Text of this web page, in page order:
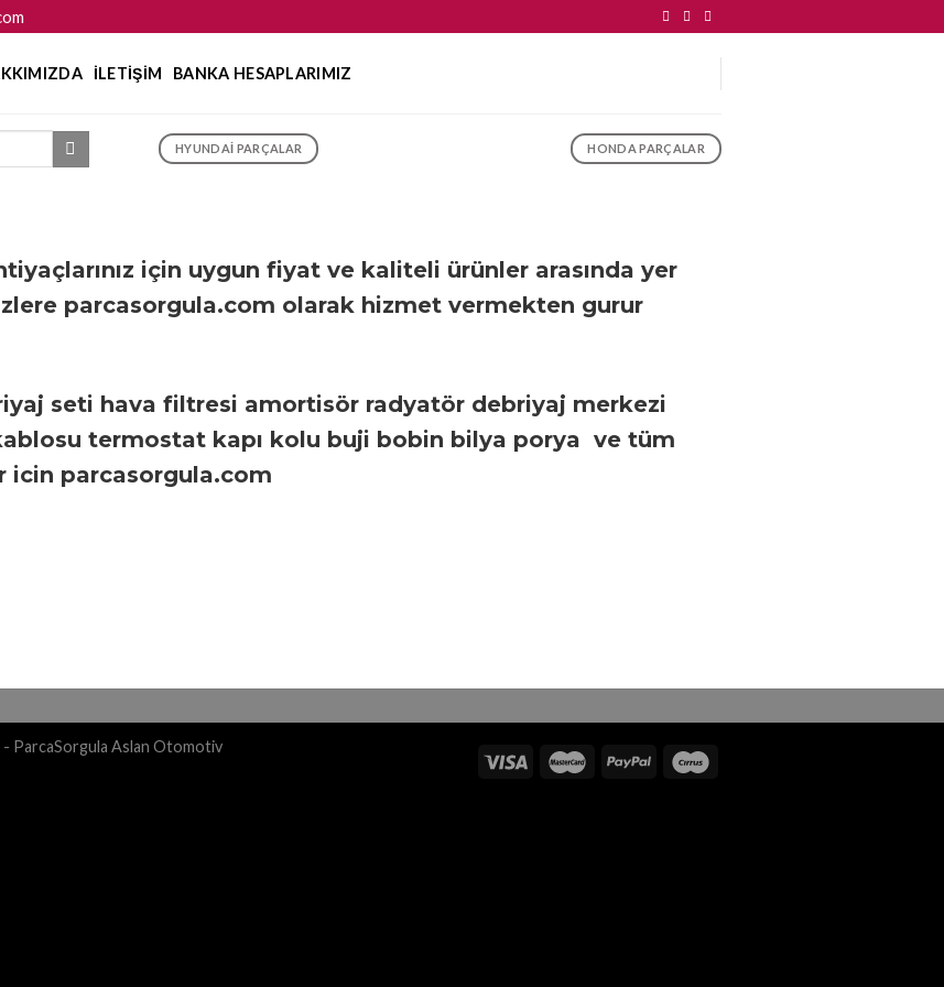
İLETIŞIM BANKA HESAPLARIMIZ
HYUNDAI PARÇALAR HONDA PARÇALAR
için uygun fiyat ve kaliteli ürünler arasında yer
parcasorgula.com olarak hizmet vermekten gurur
seti hava filtresi amortisör radyatör debriyaj merkezi
termostat kapı kolu buji bobin bilya porya ve tüm
icin parcasorgula.com
ParcaSorgula Aslan Otomotiv